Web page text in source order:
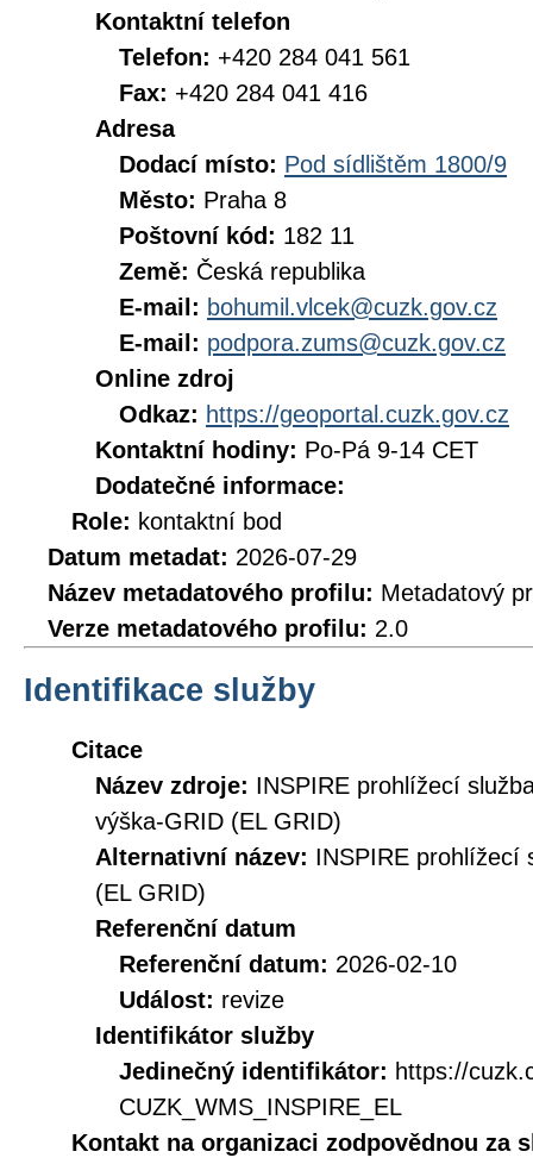
Kontaktní telefon
Telefon: +420 284 041 561
Fax: +420 284 041 416
Adresa
Dodací místo: Pod sídlištěm 1800/9
Město: Praha 8
Poštovní kód: 182 11
Země: Česká republika
E-mail: bohumil.vlcek@cuzk.gov.cz
E-mail: podpora.zums@cuzk.gov.cz
Online zdroj
Odkaz: https://geoportal.cuzk.gov.cz
Kontaktní hodiny: Po-Pá 9-14 CET
Dodatečné informace:
Role: kontaktní bod
Datum metadat: 2026-07-29
Název metadatového profilu: Metadatový
Verze metadatového profilu: 2.0
Identifikace služby
Citace
Název zdroje: INSPIRE prohlížecí
výška-GRID (EL GRID)
Alternativní název: INSPIRE prohlížecí
(EL GRID)
Referenční datum
Referenční datum: 2026-02-10
Událost: revize
Identifikátor služby
Jedinečný identifikátor: https://
CUZK_WMS_INSPIRE_EL
Kontakt na organizaci zodpovědnou za